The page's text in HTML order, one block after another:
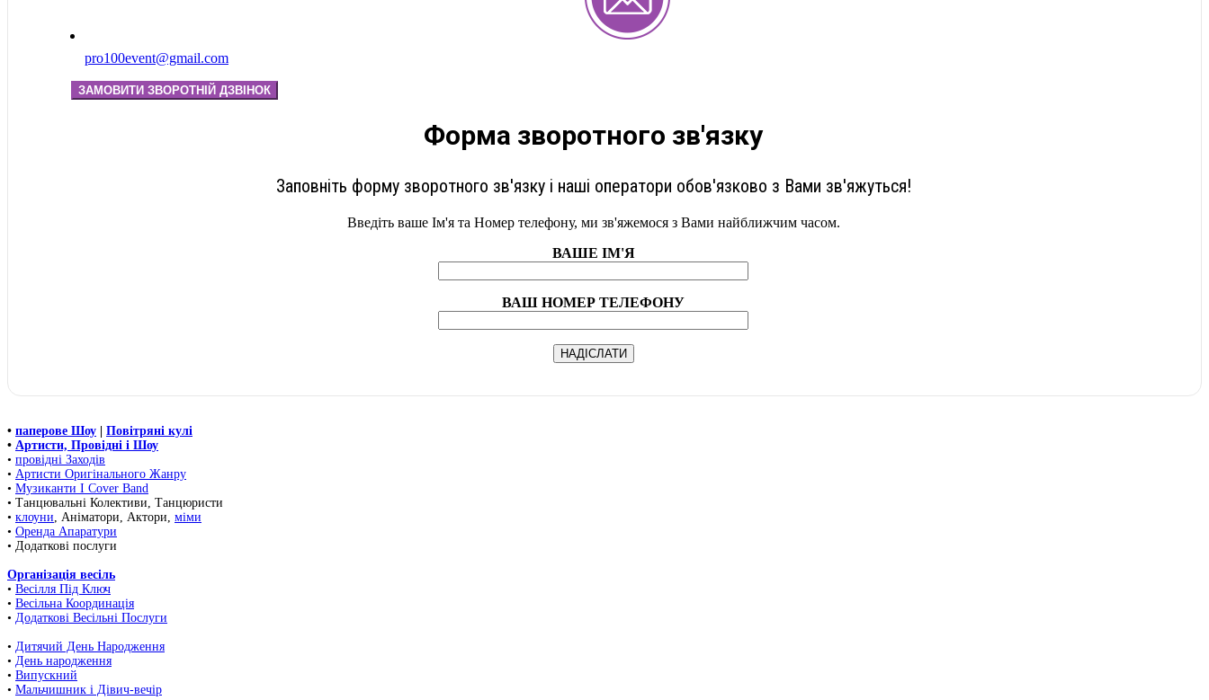
pro100event@gmail.com
ЗАМОВИТИ ЗВОРОТНІЙ ДЗВІНОК
Форма зворотного зв'язку
Заповніть форму зворотного зв'язку і наші оператори обов'язково з Вами зв'яжуться!
Введіть ваше Ім'я та Номер телефону, ми зв'яжемося з Вами найближчим часом.
ВАШЕ ІМ'Я
ВАШ НОМЕР ТЕЛЕФОНУ
• паперове Шоу
Повітряні кулі
• Артисти, Провідні і Шоу
• провідні Заходів
• Артисти Оригінального Жанру
• Музиканти І Cover Band
• Танцювальні Колективи, Танцюристи
• клоуни, Аніматори, Актори, міми
• Оренда Апаратури
• Додаткові послуги
Організація весіль
• Весілля Під Ключ
• Весільна Координація
• Додаткові Весільні Послуги
• Дитячий День Народження
• День народження
• Випускний
• Мальчишник і Дівич-вечір